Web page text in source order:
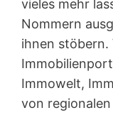
vieles mehr
Nommern
ihnen stöbern.
Immowelt,
von